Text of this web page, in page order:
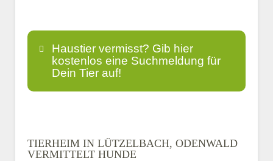
Haustier vermisst? Gib hier
kostenlos eine Suchmeldung für
Dein Tier auf!
TIERHEIM IN LÜTZELBACH, ODENWALD
VERMITTELT HUNDE